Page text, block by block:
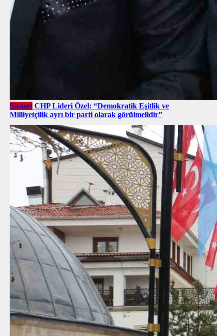
Siyaset CHP Lideri Özel: “Demokratik Eşitlik ve
Milliyetçilik ayrı bir parti olarak görülmelidir”